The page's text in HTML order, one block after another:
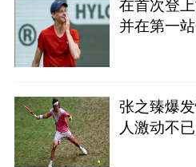
在首次登
并在第一
张之臻爆
人激动不